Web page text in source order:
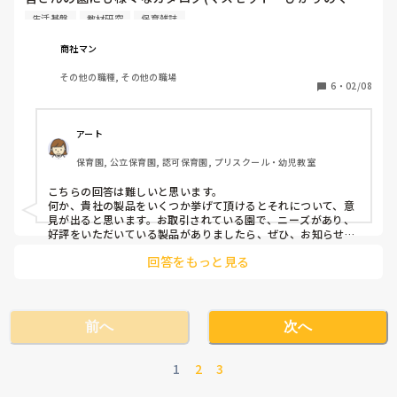
に・学研教育みらい等々)があるかと思います。
弊社もそのカタログ内で様々な商品を卸しています。
こんな製品があれば嬉しい・こんな製品があれば便利・こん
な玩具が欲しい・この製品使い勝手悪いから改良してほしい
等々、肯定意見否定意見を是非とも下さい。
現実では保育園・幼稚園に直接話を聞きに行けない(不審者
生活基盤 教材研究 保育雑誌
商社マン
その他の職種, その他の職場
6 ・ 02/08
アート
保育園, 公立保育園, 認可保育園, プリスクール・幼児教室
こちらの回答は難しいと思います。
何か、貴社の製品をいくつか挙げて頂けるとそれについて、意
見が出ると思います。お取引されている園で、ニーズがあり、
好評をいただいている製品がありましたら、ぜひ、お知らせく
回答をもっと見る
前へ
1 2 3
次へ